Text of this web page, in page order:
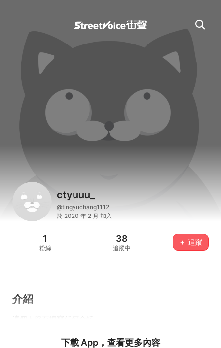
ctyuuu_
@tingyuchang1112
於 2020 年 2 月 加入
1
粉絲
38
追蹤中
＋ 追蹤
介紹
下載 App，查看更多內容